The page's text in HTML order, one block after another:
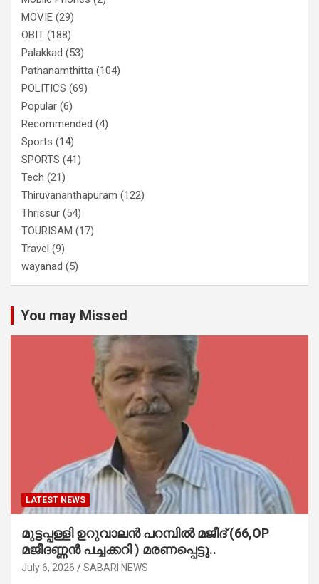
MOVIE (29)
OBIT (188)
Palakkad (53)
Pathanamthitta (104)
POLITICS (69)
Popular (6)
Recommended (4)
Sports (14)
SPORTS (41)
Tech (21)
Thiruvananthapuram (122)
Thrissur (54)
TOURISAM (17)
Travel (9)
wayanad (5)
You may Missed
LATEST NEWS
മുട്ടപ്പള്ളി ഉറുവാലൻ പറമ്പിൽ മജീദ് (66,OP
മജീദണ്ണൻ പച്ചക്കറി ) മരണപ്പെട്ടു..
July 6, 2026 SABARI NEWS